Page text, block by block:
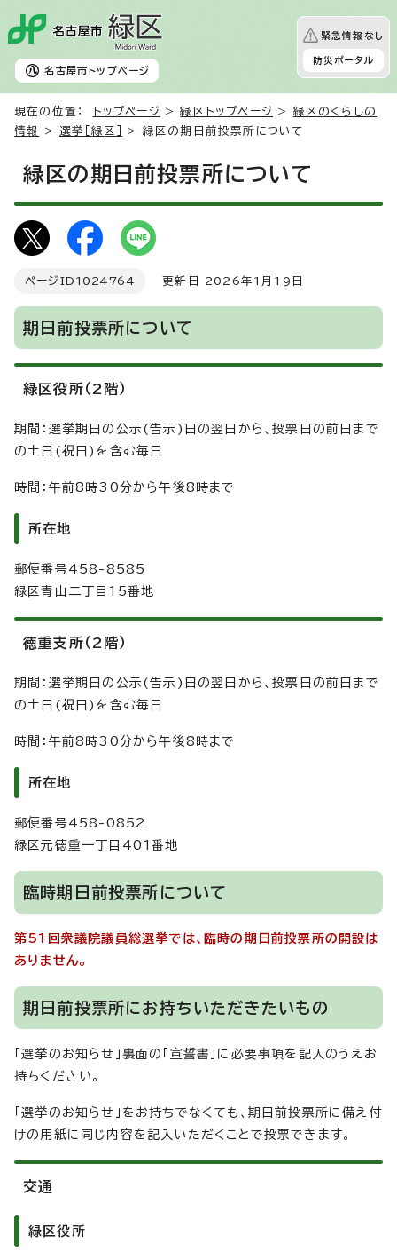
名古屋市 トップページ
緊急情報なし
防災ポータル
現在の位置： トップページ >緑区トップページ > 緑区のくらしの
情報
>選挙［緑区］ > 緑区の期日前投票所について
緑区の期日前投票所について
ページID 1024764 更新日 2026年1月19日
期日前投票所について
緑区役所（2階）
期間：選挙期日の公示(告示)日の翌日から、投票日の前日まで
の土日(祝日)を含む毎日
時間：午前8時30分から午後8時まで
所在地
郵便番号458-8585
緑区青山二丁目15番地
徳重支所（2階）
期間：選挙期日の公示(告示)日の翌日から、投票日の前日まで
の土日(祝日)を含む毎日
時間：午前8時30分から午後8時まで
所在地
郵便番号458-0852
緑区元徳重一丁目401番地
臨時期日前投票所について
第51回衆議院議員総選挙では、臨時の期日前投票所の開設は
ありません。
期日前投票所にお持ちいただきたいもの
「選挙のお知らせ」裏面の「宣誓書」に必要事項を記入のうえお
持ちください。
「選挙のお知らせ」をお持ちでなくても、期日前投票所に備え付
けの用紙に同じ内容を記入いただくことで投票できます。
交通
緑区役所